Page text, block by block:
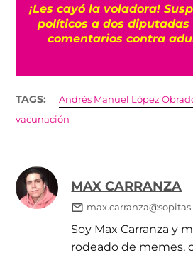
¡Les cayó la voladora!
políticos a dos diputadas
comentarios contra
TAGS: Andrés Manuel López
vacunación
MAX CARRANZA
Soy Max Carranza y
rodeado de memes,